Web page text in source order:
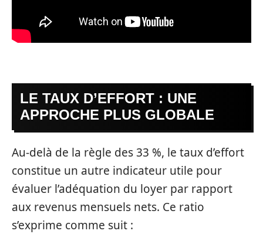
LE TAUX D’EFFORT : UNE
APPROCHE PLUS GLOBALE
Au-delà de la règle des 33 %, le taux d’effort
constitue un autre indicateur utile pour
évaluer l’adéquation du loyer par rapport
aux revenus mensuels nets. Ce ratio
s’exprime comme suit :